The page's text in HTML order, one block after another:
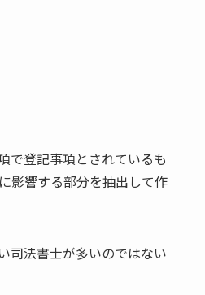
で登記事項とされているも
影響する部分を抽出して作
司法書士が多いのではない